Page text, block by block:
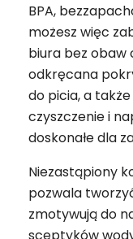
BPA,
możesz więc
biura bez obaw
odkręcana
do picia, a
czyszczenie i
doskonałe dla
Niezastąpiony
pozwala
zmotywują do